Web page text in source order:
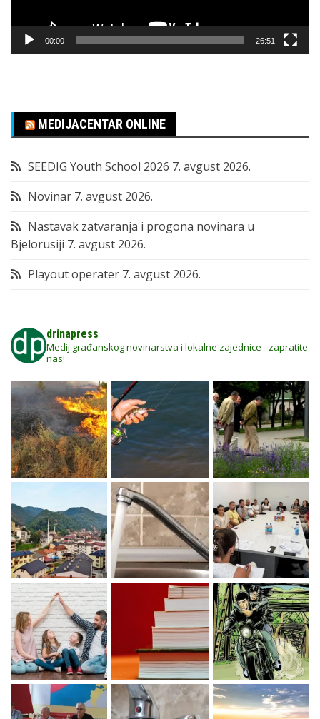
00:00 26:51
MEDIJACENTAR ONLINE
SEEDIG Youth School 2026 7. avgust 2026.
Novinar 7. avgust 2026.
Nastavak zatvaranja i progona novinara u
Bjelorusiji 7. avgust 2026.
Playout operater 7. avgust 2026.
drinapress
Medij građanskog novinarstva i lokalne zajednice - zapratite
nas!